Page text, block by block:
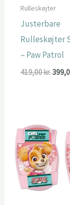
Rulleskøjter
Justerbare
Rulleskøjter
– Paw Patrol
419,00kr. Den